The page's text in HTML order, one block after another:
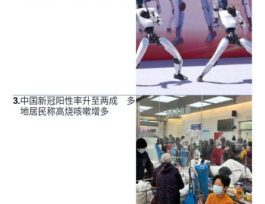
3.中国新冠阳性率升至两成 多
地居民称高烧咳嗽增多